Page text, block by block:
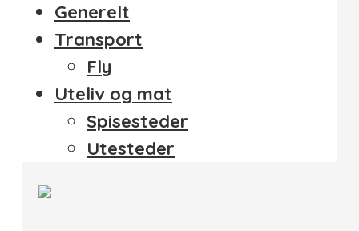
Generelt
Transport
Fly
Uteliv og mat
Spisesteder
Utesteder